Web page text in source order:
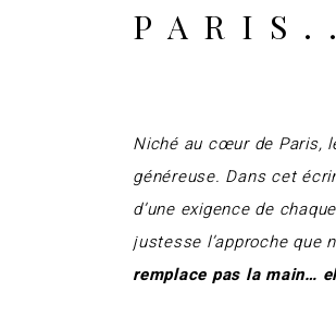
Niché au cœur de Paris,
généreuse. Dans cet
d’une exigence de
justesse l’approche que
remplace pas la main…